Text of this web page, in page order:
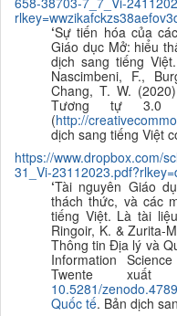
‘Sự tiến hóa của
Giáo dục Mở: hiểu
dịch sang tiếng
Nascimbeni, F.,
Chang, T. W.
Tương tự 3.0
(http://
dịch sang tiếng Việt
https://www.dropbox.com/
31_Vi-
‘Tài nguyên Giáo
thách thức, và các
tiếng Việt. Là tài
Ringoir, K. & Zurita-
Thông tin Địa lý và
Information
Twente
10.5281/
Quốc tế. Bản dịch